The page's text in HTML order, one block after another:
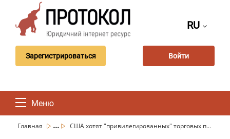
RU
Зарегистрироваться Войти
Меню
Главная ... США хотят "привилегированных" торговых п...